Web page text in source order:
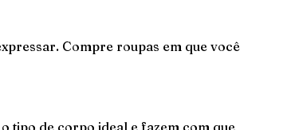
Compre roupas em que você
tipo de corpo ideal e fazem com que